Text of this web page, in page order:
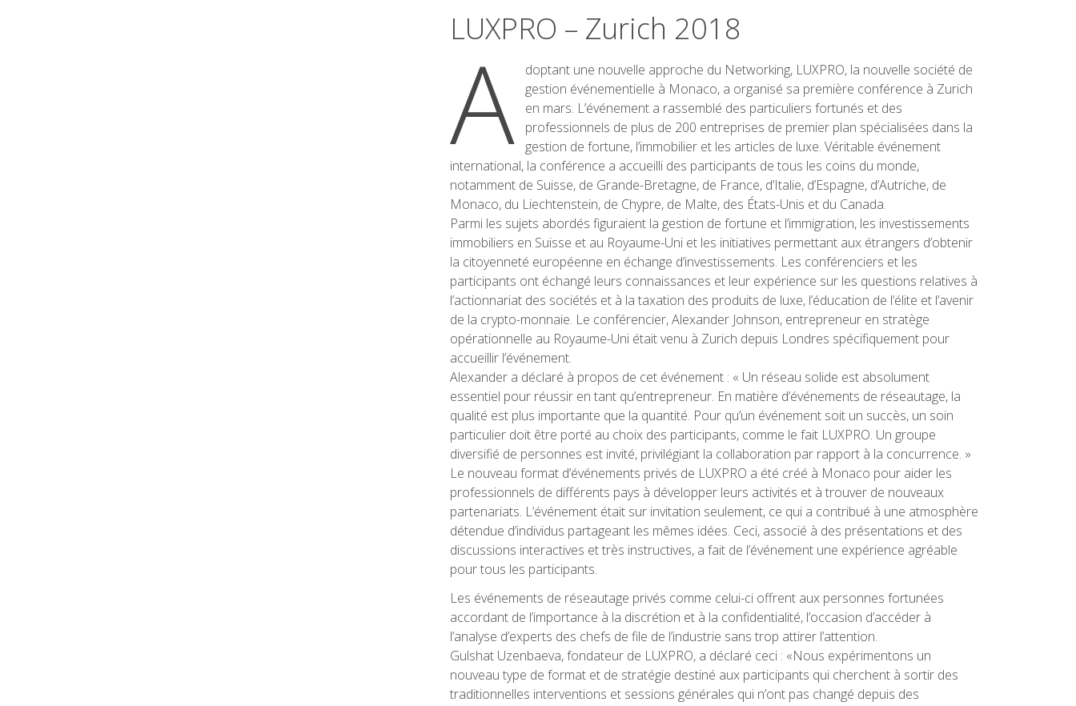
LUXPRO – Zurich 2018
A
doptant une nouvelle approche du Networking, LUXPRO, la nouvelle société de
gestion événementielle à Monaco, a organisé sa première conférence à Zurich
en mars. L’événement a rassemblé des particuliers fortunés et des
professionnels de plus de 200 entreprises de premier plan spécialisées dans la
gestion de fortune, l’immobilier et les articles de luxe. Véritable événement
international, la conférence a accueilli des participants de tous les coins du monde,
notamment de Suisse, de Grande-Bretagne, de France, d’Italie, d’Espagne, d’Autriche, de
Monaco, du Liechtenstein, de Chypre, de Malte, des États-Unis et du Canada.
Parmi les sujets abordés figuraient la gestion de fortune et l’immigration, les investissements
immobiliers en Suisse et au Royaume-Uni et les initiatives permettant aux étrangers d’obtenir
la citoyenneté européenne en échange d’investissements. Les conférenciers et les
participants ont échangé leurs connaissances et leur expérience sur les questions relatives à
l’actionnariat des sociétés et à la taxation des produits de luxe, l’éducation de l’élite et l’avenir
de la crypto-monnaie. Le conférencier, Alexander Johnson, entrepreneur en stratège
opérationnelle au Royaume-Uni était venu à Zurich depuis Londres spécifiquement pour
accueillir l’événement.
Alexander a déclaré à propos de cet événement : « Un réseau solide est absolument
essentiel pour réussir en tant qu’entrepreneur. En matière d’événements de réseautage, la
qualité est plus importante que la quantité. Pour qu’un événement soit un succès, un soin
particulier doit être porté au choix des participants, comme le fait LUXPRO. Un groupe
diversifié de personnes est invité, privilégiant la collaboration par rapport à la concurrence. »
Le nouveau format d’événements privés de LUXPRO a été créé à Monaco pour aider les
professionnels de différents pays à développer leurs activités et à trouver de nouveaux
partenariats. L’événement était sur invitation seulement, ce qui a contribué à une atmosphère
détendue d’individus partageant les mêmes idées. Ceci, associé à des présentations et des
discussions interactives et très instructives, a fait de l’événement une expérience agréable
pour tous les participants.
Les événements de réseautage privés comme celui-ci offrent aux personnes fortunées
accordant de l’importance à la discrétion et à la confidentialité, l’occasion d’accéder à
l’analyse d’experts des chefs de file de l’industrie sans trop attirer l’attention.
Gulshat Uzenbaeva, fondateur de LUXPRO, a déclaré ceci : «Nous expérimentons un
nouveau type de format et de stratégie destiné aux participants qui cherchent à sortir des
traditionnelles interventions et sessions générales qui n’ont pas changé depuis des